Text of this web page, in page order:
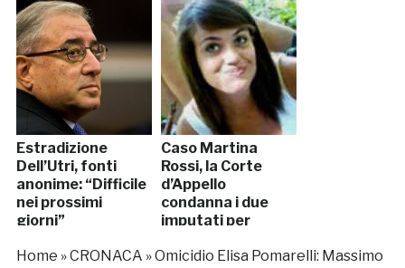
Estradizione
Dell’Utri, fonti
anonime: “Difficile
nei prossimi
giorni”
Caso Martina
Rossi, la Corte
d’Appello
condanna i due
imputati per
sessuale
Home »CRONACA »Omicidio Elisa Pomarelli: Massimo